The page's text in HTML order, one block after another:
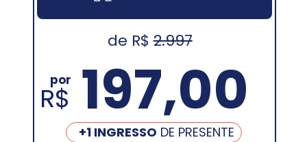
de R$ 2.997
197,00
por
R$
+1 INGRESSO DE PRESENTE